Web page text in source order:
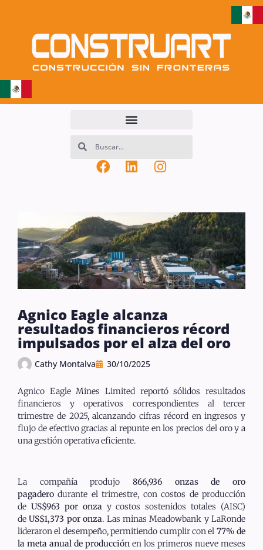
Agnico Eagle alcanza
resultados financieros récord
impulsados por el alza del oro
Cathy Montalva 30/10/2025
Agnico Eagle Mines Limited reportó sólidos resultados
financieros y operativos correspondientes al tercer
trimestre de 2025, alcanzando cifras récord en ingresos y
flujo de efectivo gracias al repunte en los precios del oro y a
una gestión operativa eficiente.
La compañía produjo 866,936 onzas de oro
pagadero durante el trimestre, con costos de producción
de US$963 por onzay costos sostenidos totales (AISC)
deUS$1,373 por onza. Las minas Meadowbank y LaRonde
lideraron el desempeño, permitiendo cumplir con el 77% de
la meta anual de producción en los primeros nueve meses